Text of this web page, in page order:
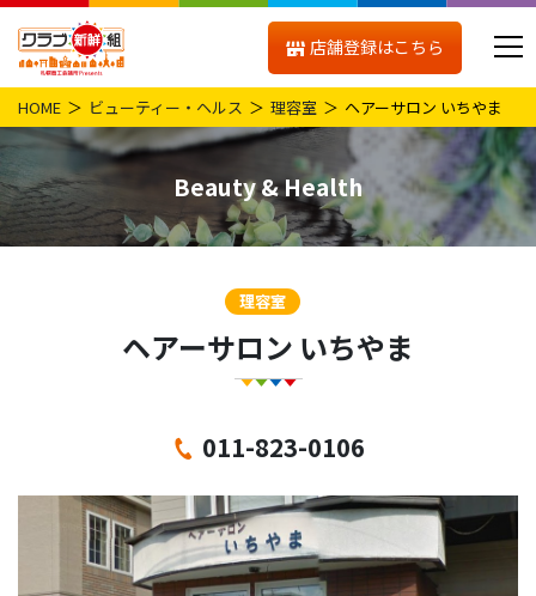
店舗登録はこちら
HOME ビューティー・ヘルス 理容室 ヘアーサロン いちやま
Beauty & Health
理容室
ヘアーサロン いちやま
011-823-0106